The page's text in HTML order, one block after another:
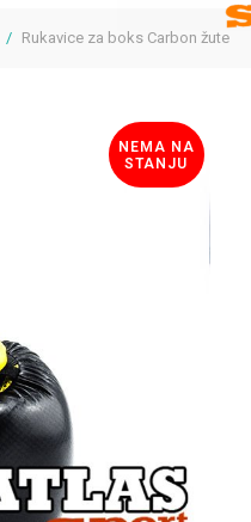
Rukavice za boks Carbon žute
NEMA NA
STANJU